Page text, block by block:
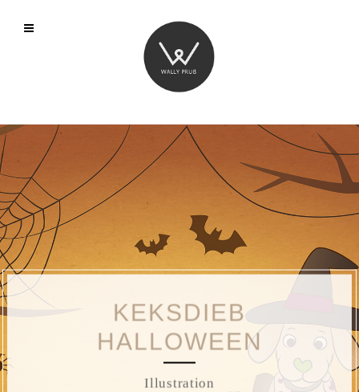
KEKSDIEB
HALLOWEEN
Illustration